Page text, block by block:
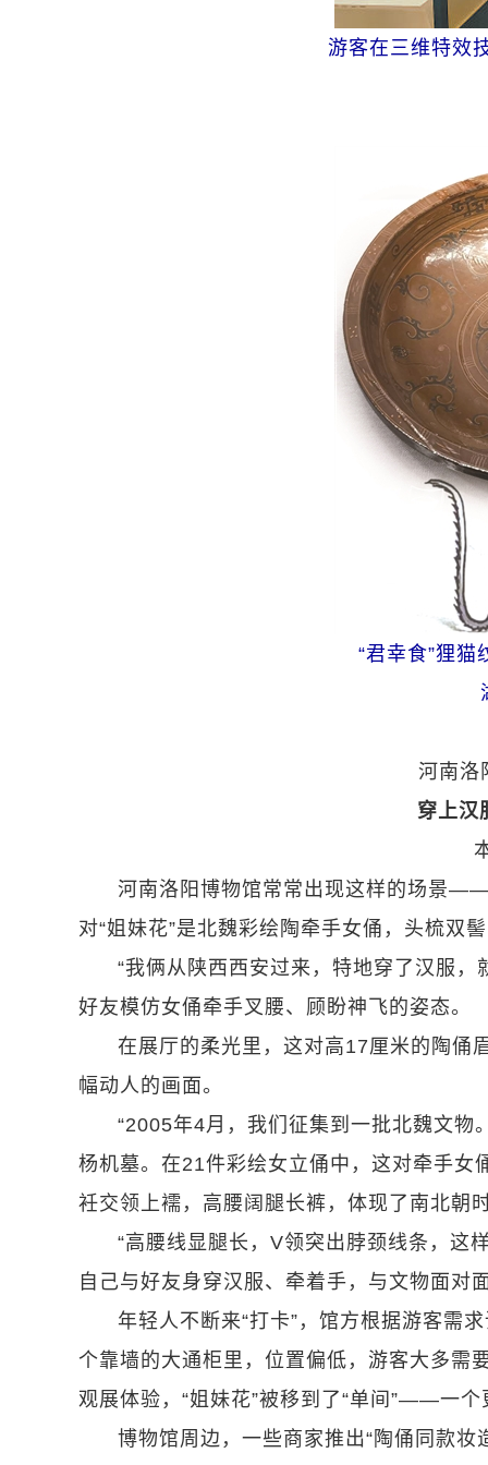
游客在三维特效
“君幸食”狸
河南洛
穿上汉
河南洛阳博物馆常常出现这样的场景
对“姐妹花”是北魏彩绘陶牵手女俑，头梳双
“我俩从陕西西安过来，特地穿了汉服，
好友模仿女俑牵手叉腰、顾盼神飞的姿态。
在展厅的柔光里，这对高17厘米的陶俑
幅动人的画面。
“2005年4月，我们征集到一批北魏文
杨机墓。在21件彩绘女立俑中，这对牵手女
衽交领上襦，高腰阔腿长裤，体现了南北朝
“高腰线显腿长，V领突出脖颈线条，这
自己与好友身穿汉服、牵着手，与文物面对
年轻人不断来“打卡”，馆方根据游客需
个靠墙的大通柜里，位置偏低，游客大多需
观展体验，“姐妹花”被移到了“单间”——一
博物馆周边，一些商家推出“陶俑同款